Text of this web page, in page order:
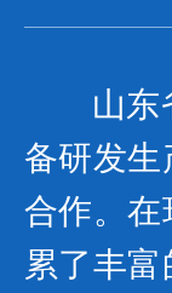
山东
备研发
合作。在
累了丰